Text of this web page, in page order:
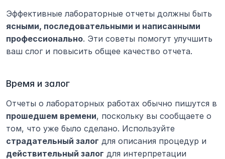
ясными, последовательными и написанными
профессионально. Эти советы помогут улучшить
ваш слог и повысить общее качество отчета.
Время и залог
прошедшем времени, поскольку вы сообщаете о
страдательный залог
действительный залог для интерпретации